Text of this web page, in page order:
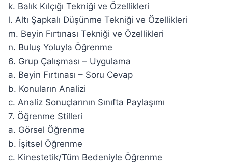
k. Balık Kılçığı Tekniği ve Özellikleri
l. Altı Şapkalı Düşünme Tekniği ve Özellikleri
m. Beyin Fırtınası Tekniği ve Özellikleri
n. Buluş Yoluyla Öğrenme
6. Grup Çalışması – Uygulama
a. Beyin Fırtınası – Soru Cevap
b. Konuların Analizi
c. Analiz Sonuçlarının Sınıfta Paylaşımı
7. Öğrenme Stilleri
a. Görsel Öğrenme
b. İşitsel Öğrenme
c. Kinestetik/Tüm Bedeniyle Öğrenme